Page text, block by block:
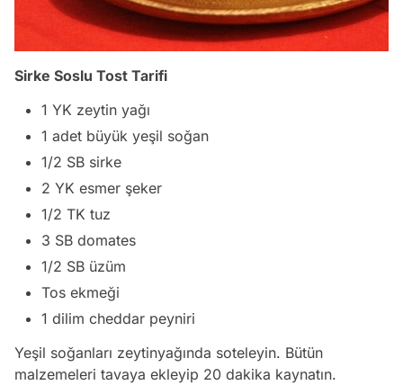
Sirke Soslu Tost Tarifi
1 YK zeytin yağı
1 adet büyük yeşil soğan
1/2 SB sirke
2 YK esmer şeker
1/2 TK tuz
3 SB domates
1/2 SB üzüm
Tos ekmeği
1 dilim cheddar peyniri
Yeşil soğanları zeytinyağında soteleyin. Bütün
malzemeleri tavaya ekleyip 20 dakika kaynatın.